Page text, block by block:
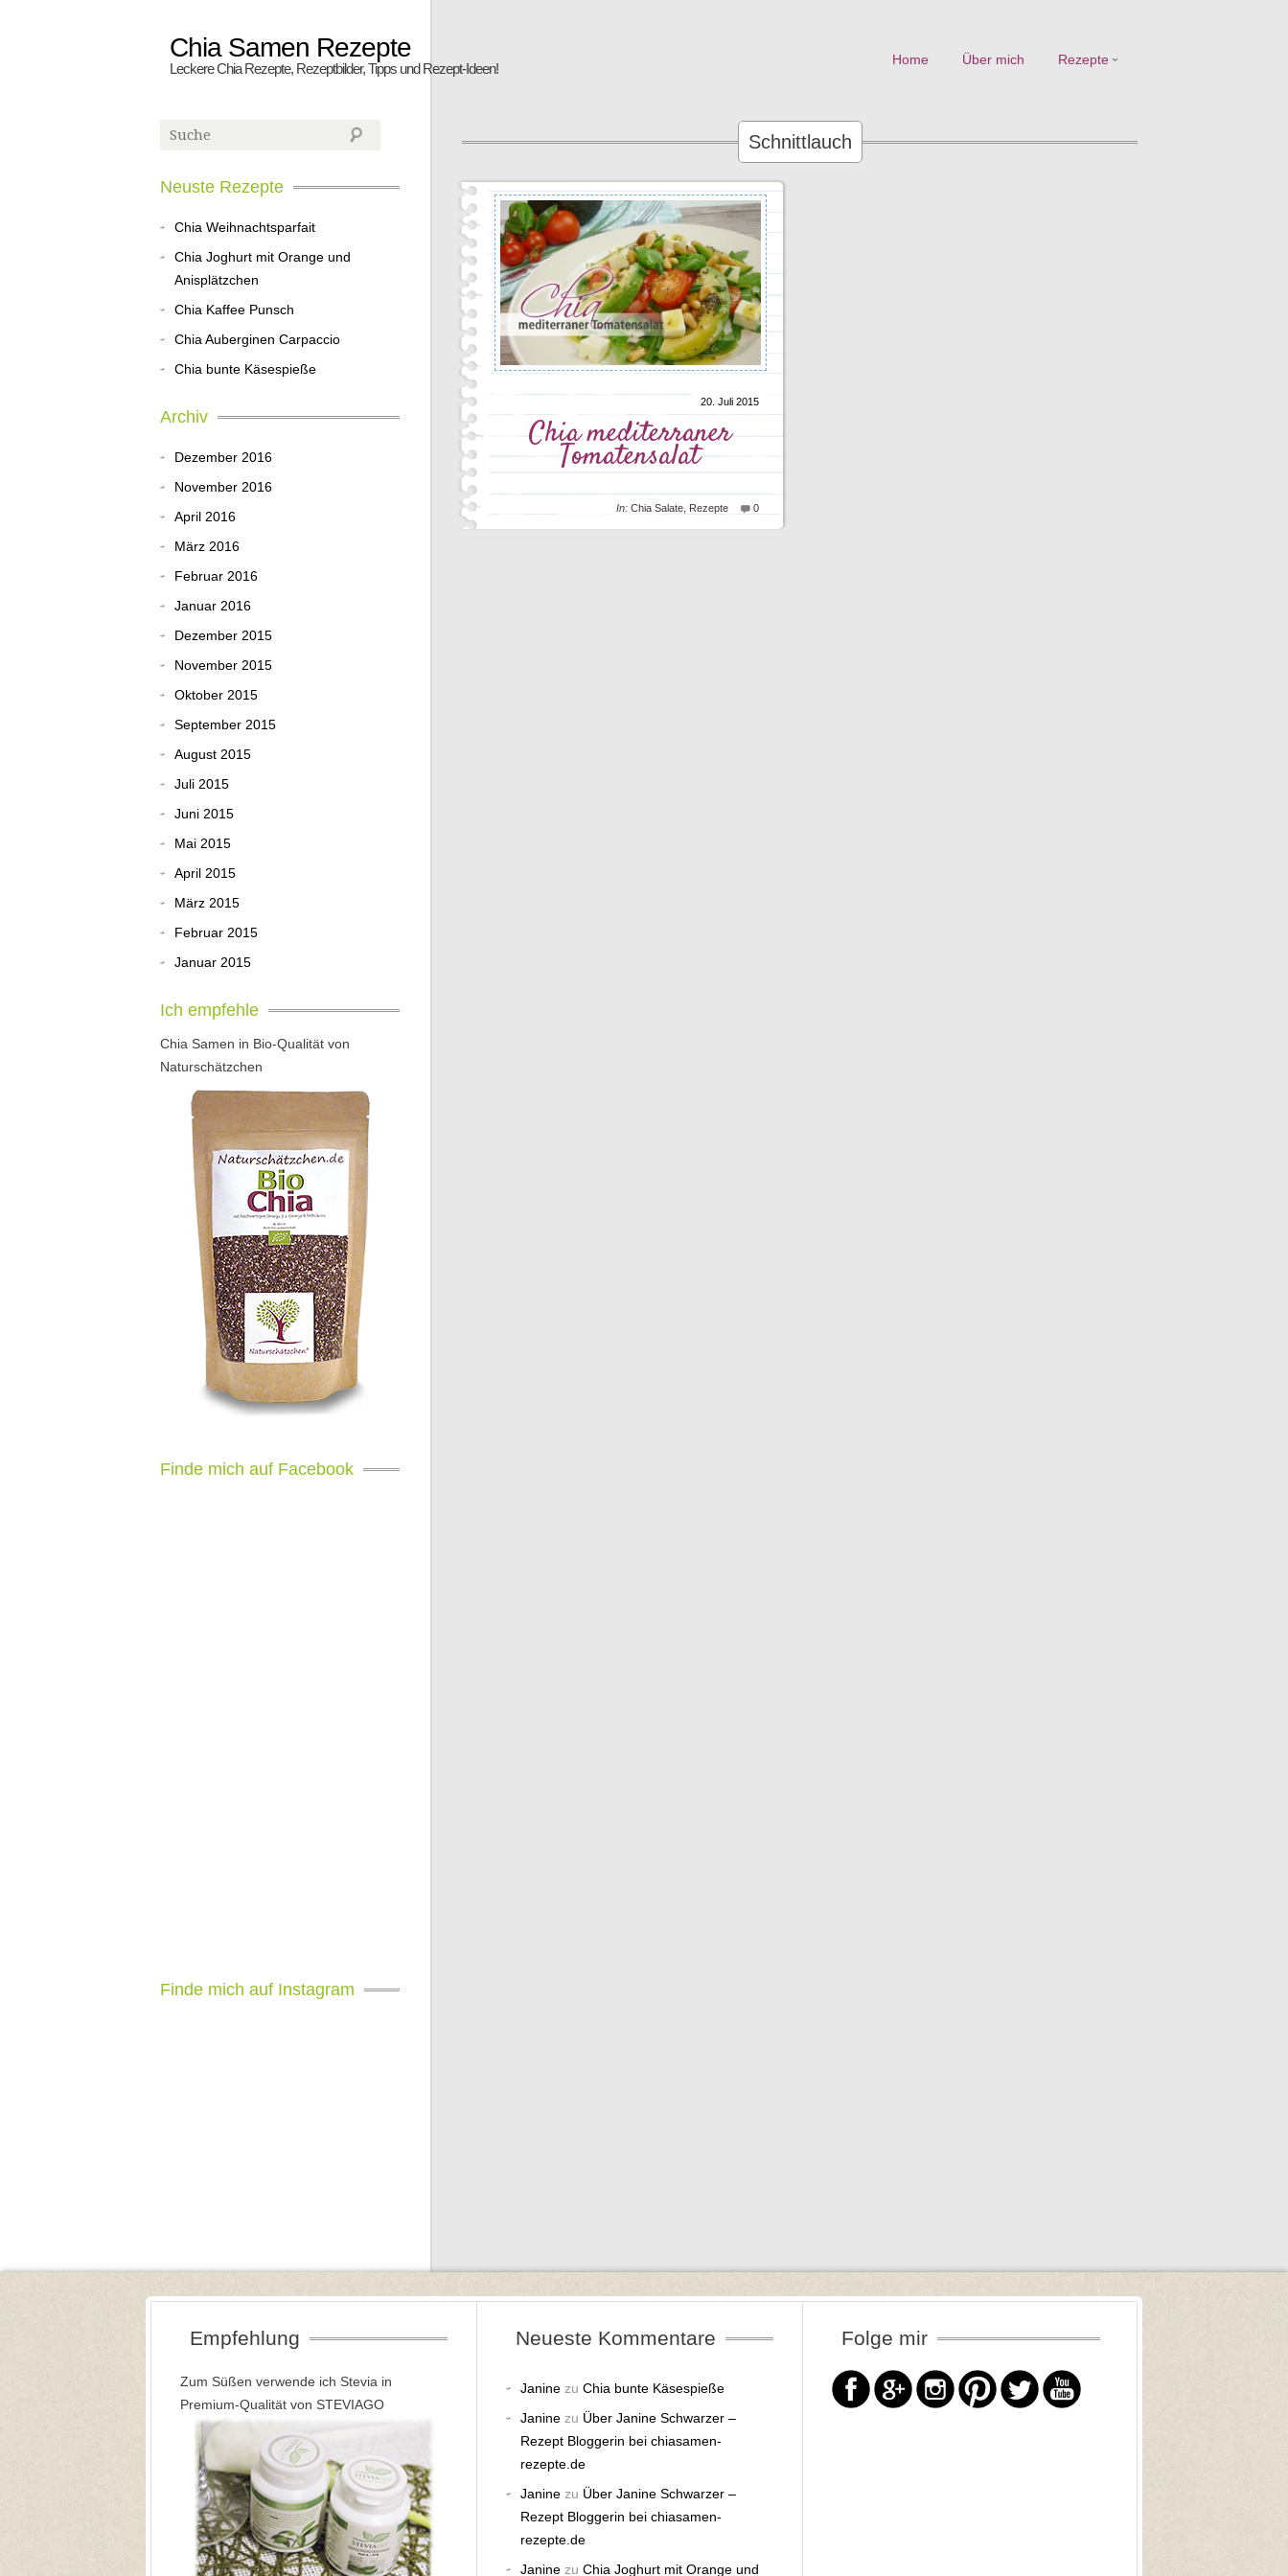
Chia Samen Rezepte
Leckere Chia Rezepte, Rezeptbilder, Tipps und Rezept-Ideen!
Home Über mich Rezepte
Schnittlauch
20. Juli 2015
Chia mediterraner
Tomatensalat
0
In: Chia Salate Rezepte
Neuste Rezepte
Chia Weihnachtsparfait
Chia Joghurt mit Orange und
Anisplätzchen
Chia Kaffee Punsch
Chia Auberginen Carpaccio
Chia bunte Käsespieße
Archiv
Dezember 2016
November 2016
April 2016
März 2016
Februar 2016
Januar 2016
Dezember 2015
November 2015
Oktober 2015
September 2015
August 2015
Juli 2015
Juni 2015
Mai 2015
April 2015
März 2015
Februar 2015
Januar 2015
Ich empfehle
Chia Samen in Bio-Qualität von
Naturschätzchen
Finde mich auf Facebook
Finde mich auf Instagram
Empfehlung
Zum Süßen verwende ich Stevia in
Premium-Qualität von STEVIAGO
Neueste Kommentare
Janine zuChia bunte Käsespieße
Janine zu Über Janine Schwarzer –
Rezept Bloggerin bei chiasamen-
rezepte.de
Janine zu Über Janine Schwarzer –
Rezept Bloggerin bei chiasamen-
rezepte.de
Janine zuChia Joghurt mit Orange und
Folge mir